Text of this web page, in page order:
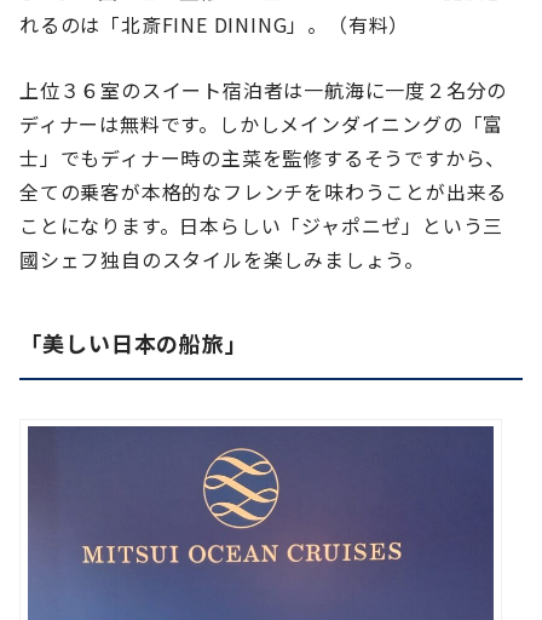
れるのは「北斎FINE DINING」。（有料）
上位３６室のスイート宿泊者は一航海に一度２名分の
ディナーは無料です。しかしメインダイニングの「富
士」でもディナー時の主菜を監修するそうですから、
全ての乗客が本格的なフレンチを味わうことが出来る
ことになります。日本らしい「ジャポニゼ」という三
國シェフ独自のスタイルを楽しみましょう。
「美しい日本の船旅」